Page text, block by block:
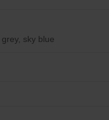
sky blue